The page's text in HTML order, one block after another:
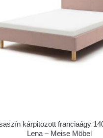
kárpitozott franciaágy
Lena – Meise Möbel